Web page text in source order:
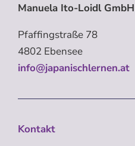
Manuela Ito-Loidl GmbH
Pfaffingstraße 78
4802 Ebensee
info@japanischlernen.at
Kontakt